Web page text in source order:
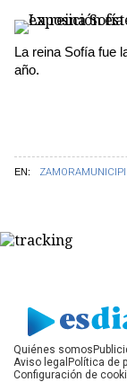
EN: ZAMORA
La reina Sofía fue
año.
Quiénes somos
Aviso legal Política de
Configuración de